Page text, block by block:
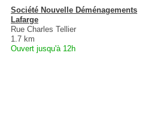
Société Nouvelle Déménagements
Lafarge
Rue Charles Tellier
1.7 km
Ouvert jusqu'à 12h